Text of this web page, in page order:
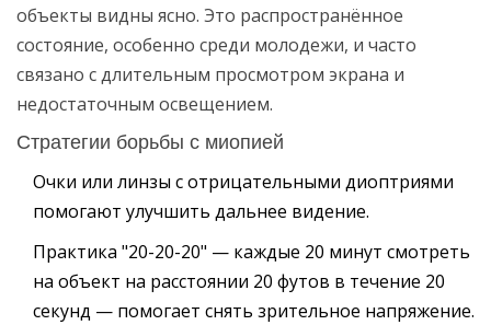
объекты видны ясно. Это распространённое
состояние, особенно среди молодежи, и часто
связано с длительным просмотром экрана и
недостаточным освещением.
Стратегии борьбы с миопией
Очки или линзы с отрицательными диоптриями
помогают улучшить дальнее видение.
Практика "20-20-20" — каждые 20 минут смотреть
на объект на расстоянии 20 футов в течение 20
секунд — помогает снять зрительное напряжение.